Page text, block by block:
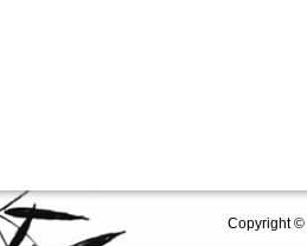
Copyright ©